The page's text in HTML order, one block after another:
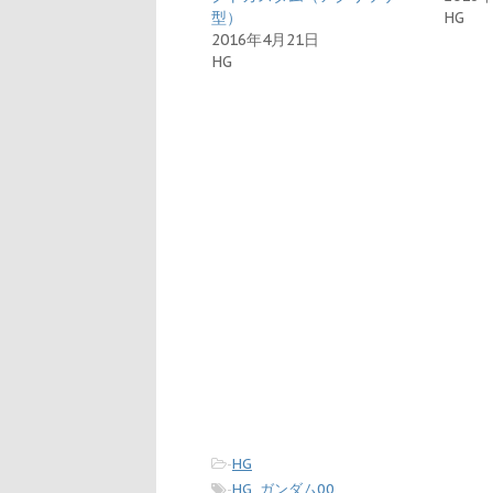
型）
2016年4月21日
HG
HG
-HG
-HG ガンダム00